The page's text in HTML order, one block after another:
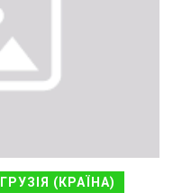
ГРУЗІЯ (КРАЇНА)